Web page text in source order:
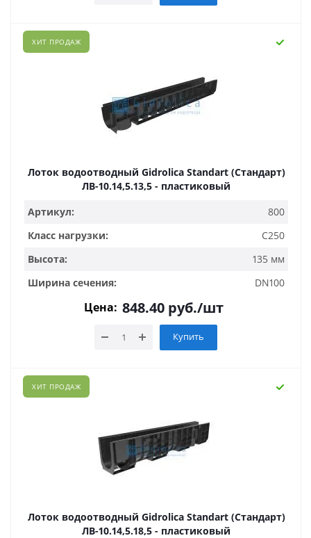
ХИТ ПРОДАЖ
Лоток водоотводный Gidrolica Standart (Стандарт)
ЛВ-10.14,5.13,5 - пластиковый
Артикул:
800
Класс нагрузки:
C250
Высота:
135 мм
Ширина сечения:
DN100
Цена: 848.40 руб./шт
Купить
ХИТ ПРОДАЖ
Лоток водоотводный Gidrolica Standart (Стандарт)
ЛВ-10.14,5.18,5 - пластиковый